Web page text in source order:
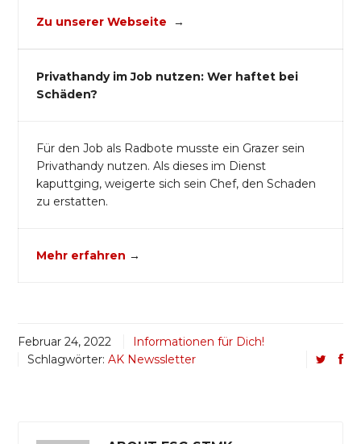
Zu unserer Webseite →
Privathandy im Job nutzen: Wer haftet bei
Schäden?
Für den Job als Radbote musste ein Grazer sein
Privathandy nutzen. Als dieses im Dienst
kaputtging, weigerte sich sein Chef, den Schaden
zu erstatten.
Mehr erfahren →
Februar 24, 2022
Informationen für Dich!
Schlagwörter: AK Newssletter